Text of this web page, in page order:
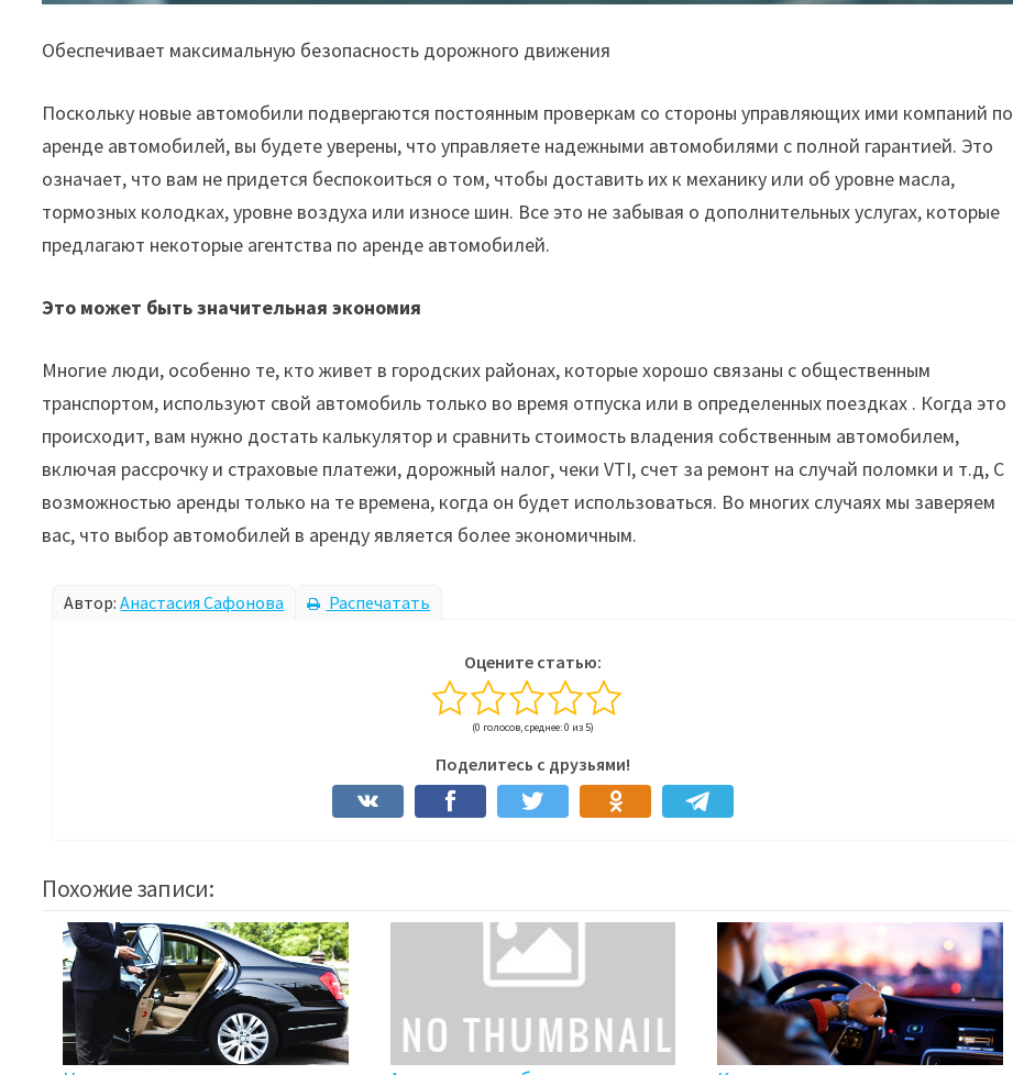
Обеспечивает максимальную безопасность дорожного движения
Поскольку новые автомобили подвергаются постоянным проверкам со стороны управляющих ими компаний по
аренде автомобилей, вы будете уверены, что управляете надежными автомобилями с полной гарантией. Это
означает, что вам не придется беспокоиться о том, чтобы доставить их к механику или об уровне масла,
тормозных колодках, уровне воздуха или износе шин. Все это не забывая о дополнительных услугах, которые
предлагают некоторые агентства по аренде автомобилей.
Это может бытьзначительная экономия
Многиелюди, особенно те, кто живет в городских районах, которыехорошо связаны с общественным
транспортом, используют свой автомобиль только во время отпуска или в определенных поездках . Когда это
происходит, вам нужно достать калькулятор и сравнить стоимость владения собственным автомобилем,
включая рассрочку и страховые платежи, дорожный налог, чеки VTI, счет за ремонт на случай поломки и т.д, С
возможностью аренды только на те времена, когда он будет использоваться. Во многих случаях мы заверяем
вас, что выбор автомобилей в арендуявляется болееэкономичным.
Автор:Анастасия Сафонова Распечатать
Оцените статью:
(0 голосов, среднее: 0 из 5)
Поделитесь с друзьями!
Похожие записи: